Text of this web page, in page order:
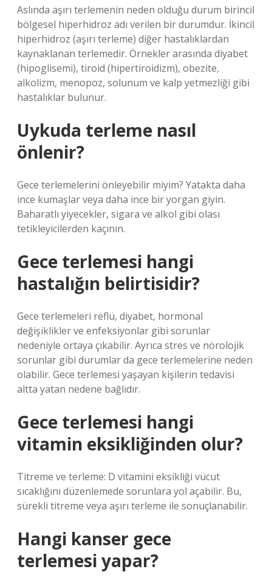
Aslında aşırı terlemenin neden olduğu durum birincil
bölgesel hiperhidroz adı verilen bir durumdur. İkincil
hiperhidroz (aşırı terleme) diğer hastalıklardan
kaynaklanan terlemedir. Örnekler arasında diyabet
(hipoglisemi), tiroid (hipertiroidizm), obezite,
alkolizm, menopoz, solunum ve kalp yetmezliği gibi
hastalıklar bulunur.
Uykuda terleme nasıl
önlenir?
Gece terlemelerini önleyebilir miyim? Yatakta daha
ince kumaşlar veya daha ince bir yorgan giyin.
Baharatlı yiyecekler, sigara ve alkol gibi olası
tetikleyicilerden kaçının.
Gece terlemesi hangi
hastalığın belirtisidir?
Gece terlemeleri reflü, diyabet, hormonal
değişiklikler ve enfeksiyonlar gibi sorunlar
nedeniyle ortaya çıkabilir. Ayrıca stres ve nörolojik
sorunlar gibi durumlar da gece terlemelerine neden
olabilir. Gece terlemesi yaşayan kişilerin tedavisi
altta yatan nedene bağlıdır.
Gece terlemesi hangi
vitamin eksikliğinden olur?
Titreme ve terleme: D vitamini eksikliği vücut
sıcaklığını düzenlemede sorunlara yol açabilir. Bu,
sürekli titreme veya aşırı terleme ile sonuçlanabilir.
Hangi kanser gece
terlemesi yapar?